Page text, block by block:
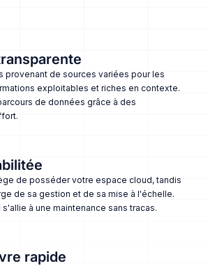
provenant de sources variées pour les
exploitables et riches en contexte.
de données grâce à des
de posséder votre espace cloud, tandis
de sa gestion et de sa mise à l'échelle.
à une maintenance sans tracas.
rapide